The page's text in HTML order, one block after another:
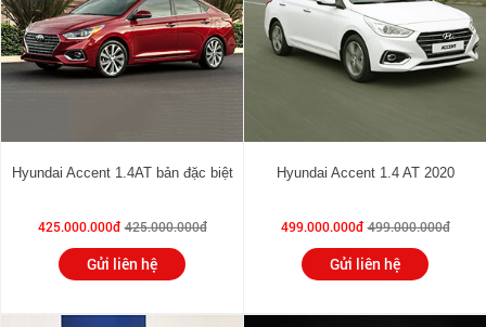
Hyundai Accent 1.4AT bản đặc biệt
425.000.000đ 425.000.000đ
Gửi liên hệ
Hyundai Accent 1.4 AT 2020
499.000.000đ 499.000.000đ
Gửi liên hệ